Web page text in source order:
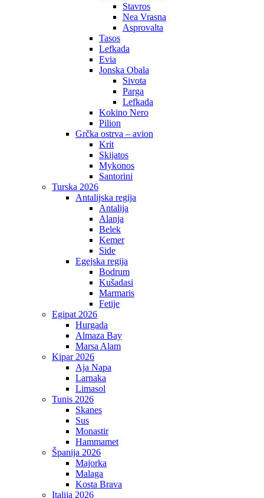
Stavros
Nea Vrasna
Asprovalta
Tasos
Lefkada
Evia
Jonska Obala
Sivota
Parga
Lefkada
Kokino Nero
Pilion
Grčka ostrva – avion
Krit
Skijatos
Mykonos
Santorini
Turska 2026
Antalijska regija
Antalija
Alanja
Belek
Kemer
Side
Egejska regija
Bodrum
Kušadasi
Marmaris
Fetije
Egipat 2026
Hurgada
Almaza Bay
Marsa Alam
Kipar 2026
Aja Napa
Larnaka
Limasol
Tunis 2026
Skanes
Sus
Monastir
Hammamet
Španija 2026
Majorka
Malaga
Kosta Brava
Italija 2026